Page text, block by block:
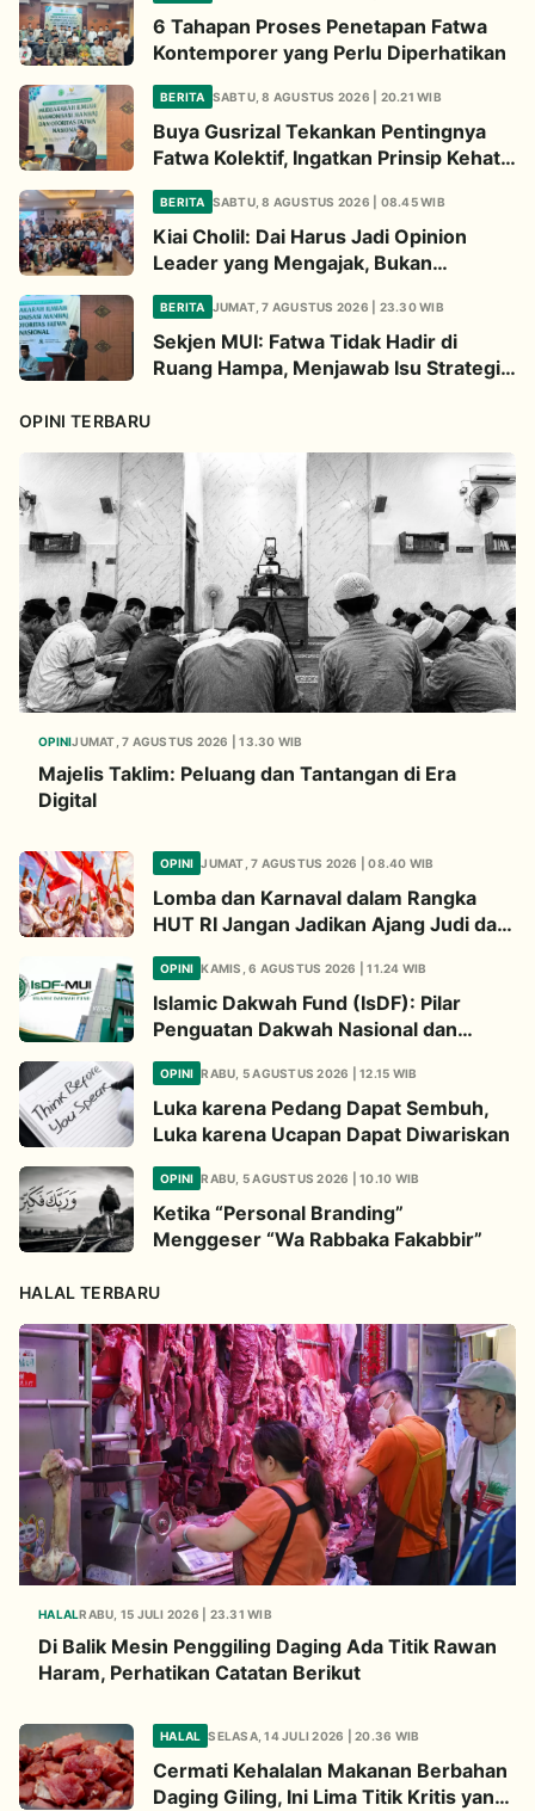
6 Tahapan Proses Penetapan Fatwa
Kontemporer yang Perlu Diperhatikan
BERITA SABTU, 8 AGUSTUS 2026 | 20.21 WIB
Buya Gusrizal Tekankan Pentingnya
Fatwa Kolektif, Ingatkan Prinsip Kehati-
BERITA SABTU, 8 AGUSTUS 2026 | 08.45 WIB
Kiai Cholil: Dai Harus Jadi Opinion
Leader yang Mengajak, Bukan
BERITA JUMAT, 7 AGUSTUS 2026 | 23.30 WIB
Sekjen MUI: Fatwa Tidak Hadir di
Ruang Hampa, Menjawab Isu Strategis
OPINI TERBARU
OPINIJUMAT, 7 AGUSTUS 2026 | 13.30 WIB
Majelis Taklim: Peluang dan Tantangan di Era
Digital
OPINI JUMAT, 7 AGUSTUS 2026 | 08.40 WIB
Lomba dan Karnaval dalam Rangka
HUT RI Jangan Jadikan Ajang Judi dan
Kampanye LGBT
OPINI KAMIS, 6 AGUSTUS 2026 | 11.24 WIB
Islamic Dakwah Fund (IsDF): Pilar
Penguatan Dakwah Nasional dan
Jembatan Kepedulian Umat Global
OPINI RABU, 5 AGUSTUS 2026 | 12.15 WIB
Luka karena Pedang Dapat Sembuh,
Luka karena Ucapan Dapat Diwariskan
OPINI RABU, 5 AGUSTUS 2026 | 10.10 WIB
Ketika “Personal Branding”
Menggeser “Wa Rabbaka Fakabbir”
HALAL TERBARU
HALALRABU, 15 JULI 2026 | 23.31 WIB
Di Balik Mesin Penggiling Daging Ada Titik Rawan
Haram, Perhatikan Catatan Berikut
HALAL SELASA, 14 JULI 2026 | 20.36 WIB
Cermati Kehalalan Makanan Berbahan
Daging Giling, Ini Lima Titik Kritis yang